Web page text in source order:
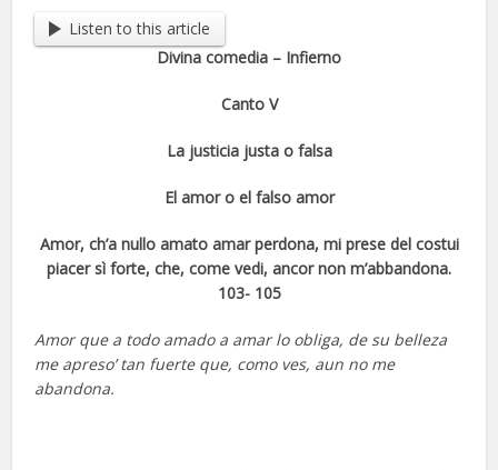
Listen to this article
Divina comedia – Infierno
Canto V
La justicia justa o falsa
El amor o el falso amor
Amor, ch’a nullo amato amar perdona, mi prese del costui
piacer sì forte, che, come vedi, ancor non m’abbandona.
103- 105
Amor que a todo amado a amar lo obliga, de su belleza
me apreso’ tan fuerte que, como ves, aun no me
abandona.